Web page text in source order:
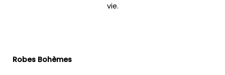
vie.
Robes Bohèmes